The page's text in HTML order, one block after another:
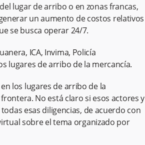
lugar de arribo o en zonas francas,
un aumento de costos relativos
se busca operar 24/7.
ICA, Invima, Policía
lugares de arribo de la mercancía.
los lugares de arribo de la
No está claro si esos actores y
esas diligencias, de acuerdo con
sobre el tema organizado por